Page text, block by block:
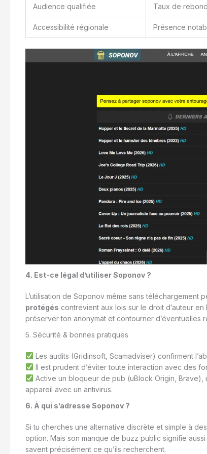
Audience qualifiée Taux de
Accessibilité régionale Présence
4. Est-ce légal d’utiliser Soponov ?
L’utilisation de Soponov même sans téléchargement
protégés contrevient aux lois sur le droit d’auteur en
préserver ton anonymat et contourner d’éventuelles
5. Sécurité & bonnes pratiques
Les audits (Gridinsoft, Scamadviser) confirment
Il est prudent d’éviter toute interaction avec des
Active un bloqueur de pub (uBlock Origin, Brave),
appareil avec un antivirus.
6. À qui s’adresse Soponov ?
Si tu cherches une alternative discrète et simple à
option. Mais son manque de buzz public signifie
savent précisément ce qu’ils recherchent.